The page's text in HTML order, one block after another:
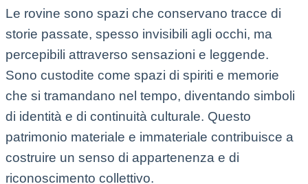
Le rovine sono spazi che conservano tracce di
storie passate, spesso invisibili agli occhi, ma
percepibili attraverso sensazioni e leggende.
Sono custodite come spazi di spiriti e memorie
che si tramandano nel tempo, diventando simboli
di identità e di continuità culturale. Questo
patrimonio materiale e immateriale contribuisce a
costruire un senso di appartenenza e di
riconoscimento collettivo.